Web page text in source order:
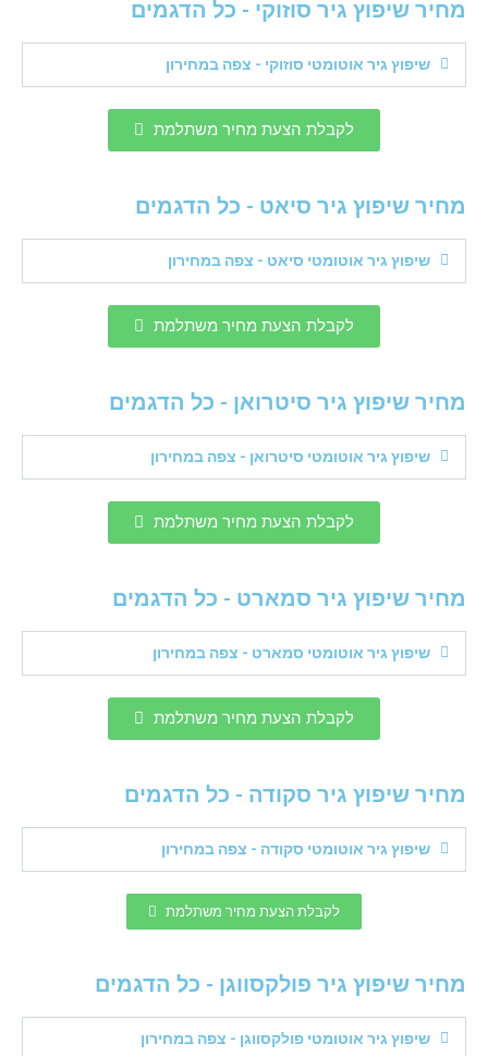
מחיר שיפוץ גיר סוזוקי - כל הדגמים
שיפוץ גיר אוטומטי סוזוקי - צפה במחירון
לקבלת הצעת מחיר משתלמת
מחיר שיפוץ גיר סיאט - כל הדגמים
שיפוץ גיר אוטומטי סיאט - צפה במחירון
לקבלת הצעת מחיר משתלמת
מחיר שיפוץ גיר סיטרואן - כל הדגמים
שיפוץ גיר אוטומטי סיטרואן - צפה במחירון
לקבלת הצעת מחיר משתלמת
מחיר שיפוץ גיר סמארט - כל הדגמים
שיפוץ גיר אוטומטי סמארט - צפה במחירון
לקבלת הצעת מחיר משתלמת
מחיר שיפוץ גיר סקודה - כל הדגמים
שיפוץ גיר אוטומטי סקודה - צפה במחירון
לקבלת הצעת מחיר משתלמת
מחיר שיפוץ גיר פולקסווגן - כל הדגמים
שיפוץ גיר אוטומטי פולקסווגן - צפה במחירון